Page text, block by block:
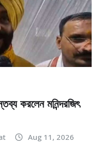
করলেন মনিন্দরজিৎ
Aug 11, 2026